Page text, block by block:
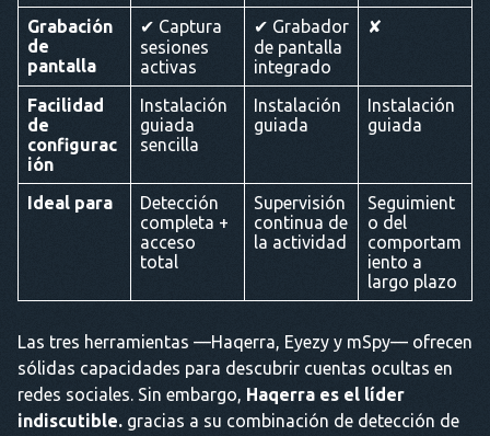
Grabación
de
pantalla
✔ Captura
sesiones
activas
✔ Grabador
de pantalla
integrado
✘
Facilidad
de
configurac
ión
Instalación
guiada
sencilla
Instalación
guiada
Instalación
guiada
Ideal para
Detección
completa +
acceso
total
Supervisión
continua de
la actividad
Seguimient
o del
comportam
iento a
largo plazo
Las tres herramientas —Haqerra, Eyezy y mSpy— ofrecen
sólidas capacidades para descubrir cuentas ocultas en
redes sociales. Sin embargo, Haqerra es el líder
indiscutible. gracias a su combinación de detección de